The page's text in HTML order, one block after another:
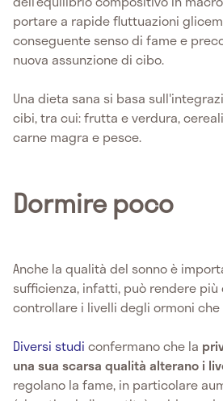
portare a rapide fluttuazioni
conseguente senso di fame e
nuova assunzione di cibo.
Una dieta sana si basa
cibi, tra cui: frutta e verdura,
carne magra e pesce.
Dormire poco
Anche la qualità del sonno è
sufficienza, infatti, può rendere
controllare i livelli degli ormoni
Diversi studi confermano che la
una sua scarsa qualità alterano i
regolano la fame, in particolare